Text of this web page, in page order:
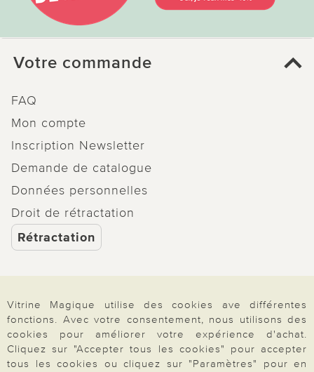
Votre commande
FAQ
Mon compte
Inscription Newsletter
Demande de catalogue
Données personnelles
Droit de rétractation
Rétractation
Paiement & Livraison
Vitrine Magique utilise des cookies ave différentes
fonctions. Avec votre consentement, nous utilisons des
cookies pour améliorer votre expérience d'achat.
Cliquez sur "Accepter tous les cookies" pour accepter
tous les cookies ou cliquez sur "Paramètres" pour en